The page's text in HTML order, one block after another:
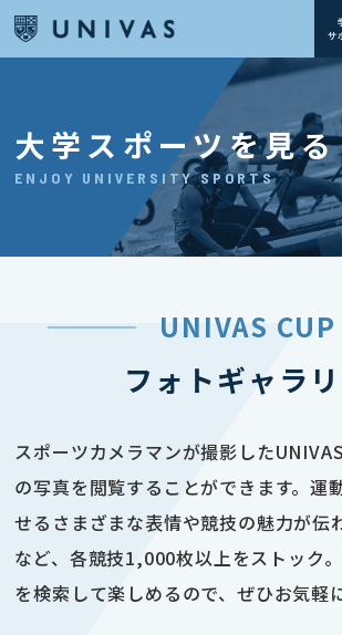
サ
大学スポーツを見る
ENJOY UNIVERSITY SPORTS
UNIVAS CUP
フォトギャラ
スポーツカメラマンが撮影した
の写真を閲覧することができます。運
せるさまざまな表情や競技の魅力が伝
など、各競技1,000枚以上をストック
を検索して楽しめるので、ぜひお気軽